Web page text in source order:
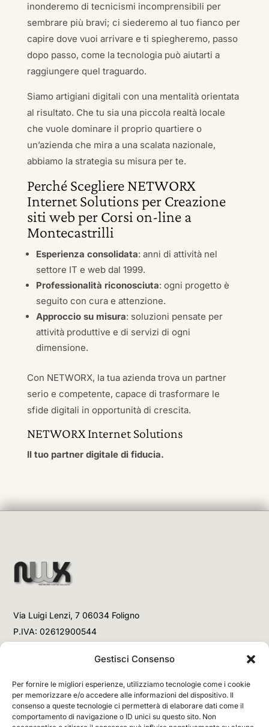
Gestisci Consenso
Per fornire le migliori esperienze, utilizziamo tecnologie come i cookie
per memorizzare e/o accedere alle informazioni del dispositivo. Il
consenso a queste tecnologie ci permetterà di elaborare dati come il
comportamento di navigazione o ID unici su questo sito. Non
inonderemo di tecnicismi incomprensibili per
sembrare più bravi; ci siederemo al tuo fianco per
capire dove vuoi arrivare e ti spiegheremo, passo
dopo passo, come la tecnologia può aiutarti a
raggiungere quel traguardo.
Siamo artigiani digitali con una mentalità orientata
al risultato. Che tu sia una piccola realtà locale
che vuole dominare il proprio quartiere o
un’azienda che mira a una scalata nazionale,
abbiamo la strategia su misura per te.
Perché Scegliere NETWORX
Internet Solutions per Creazione
siti web per Corsi on-line a
Montecastrilli
Esperienza consolidata: anni di attività nel
settore IT e web dal 1999.
Professionalità riconosciuta: ogni progetto è
seguito con cura e attenzione.
Approccio su misura: soluzioni pensate per
attività produttive e di servizi di ogni
dimensione.
Con NETWORX, la tua azienda trova un partner
serio e competente, capace di trasformare le
sfide digitali in opportunità di crescita.
NETWORX Internet Solutions
Il tuo partner digitale di fiducia.
Via Luigi Lenzi, 7 06034 Foligno
P.IVA: 02612900544
+39 3477853708 (Chiamata)
Email